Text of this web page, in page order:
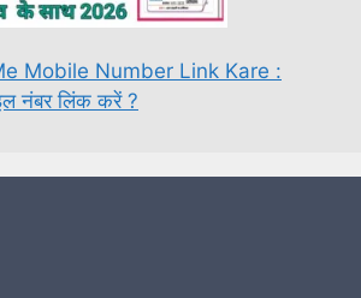
Mobile Number Link Kare :
नंबर लिंक करें ?